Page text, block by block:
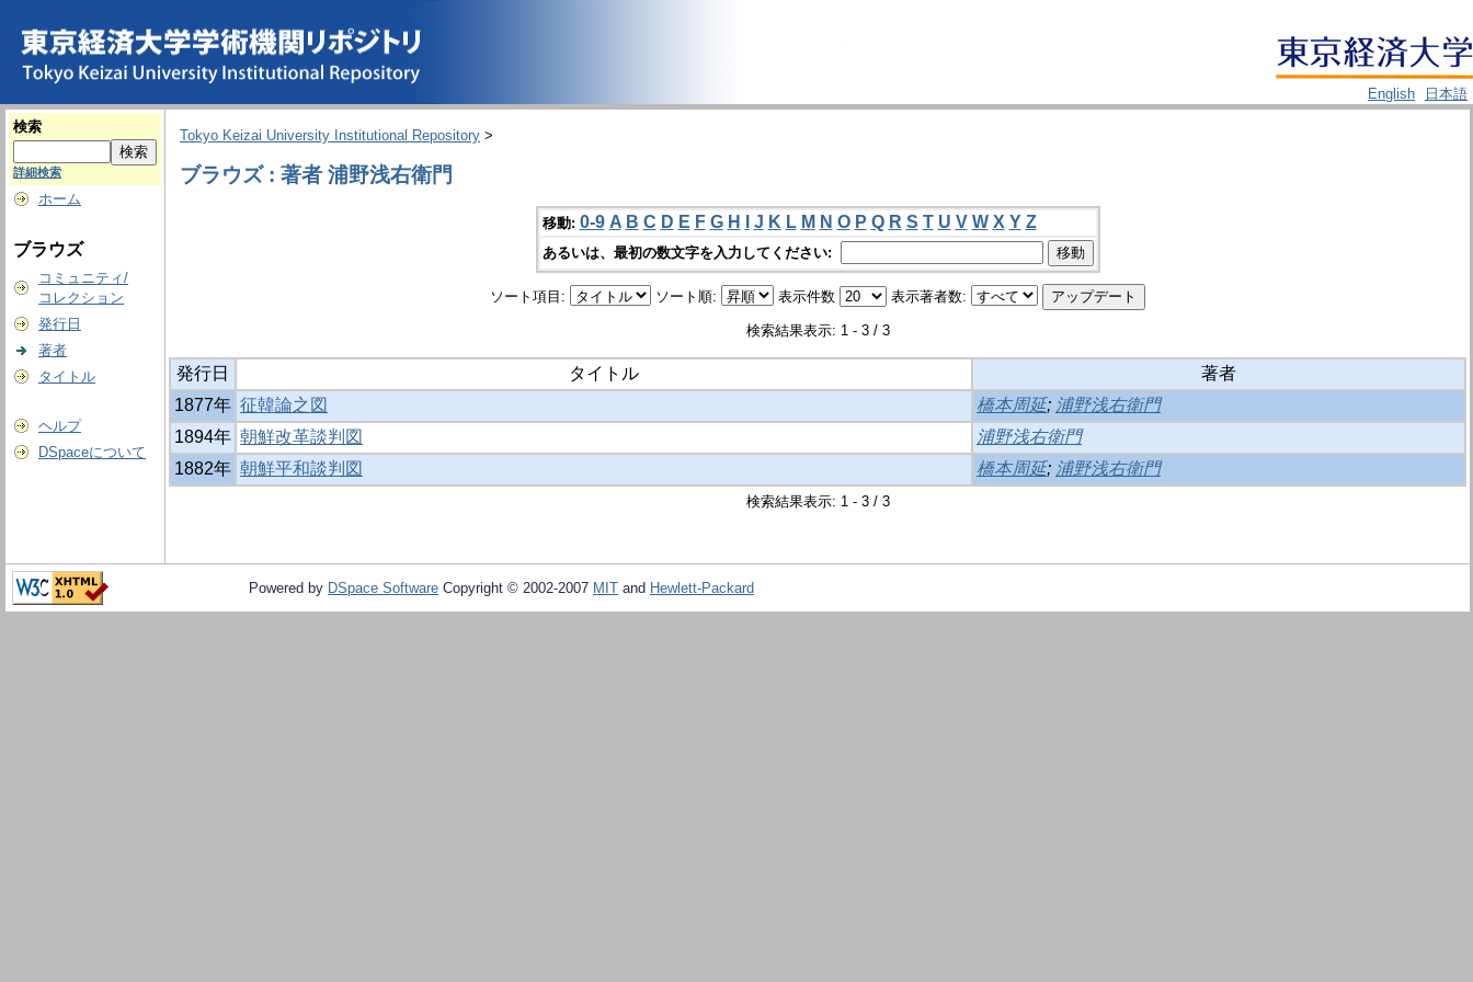
English
日本語
検索
詳細検索
ホーム
ブラウズ
コミュニティ/
コレクション
発行日
著者
タイトル
ヘルプ
DSpaceについて
Tokyo Keizai University Institutional Repository >
ブラウズ : 著者 浦野浅右衛門
移動: 0-9 A B C D E F G H J K L M N O P Q R S T U V W X Y Z
あるいは、最初の数文字を入力してください:
ソート項目: ソート順: 表示件数 表示著者数:
検索結果表示: 1 - 3 / 3
発行日 タイトル
著者
1877年 征韓論之図 橋本周延; 浦野浅右衛門
1894年 朝鮮改革談判図
浦野浅右衛門
1882年 朝鮮平和談判図 橋本周延; 浦野浅右衛門
検索結果表示: 1 - 3 / 3
Powered by DSpace Software Copyright © 2002-2007 MIT and Hewlett-Packard